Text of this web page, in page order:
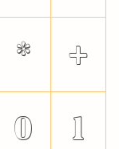
*
+
0
1